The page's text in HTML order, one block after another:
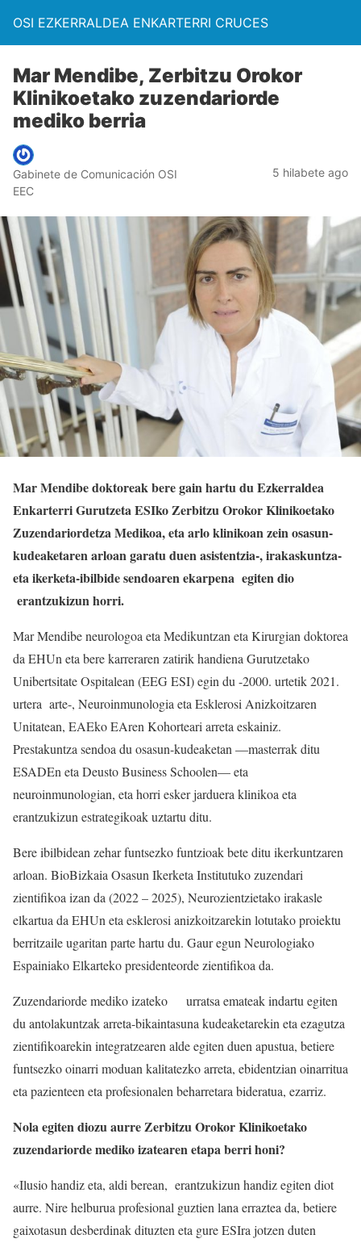
OSI EZKERRALDEA ENKARTERRI CRUCES
Mar Mendibe, Zerbitzu Orokor
Klinikoetako zuzendariorde
mediko berria
Gabinete de Comunicación OSI
EEC
5 hilabete ago
Mar Mendibe doktoreak bere gain hartu du Ezkerraldea
Enkarterri Gurutzeta ESIko Zerbitzu Orokor Klinikoetako
Zuzendariordetza Medikoa, eta arlo klinikoan zein osasun-
kudeaketaren arloan garatu duen asistentzia-, irakaskuntza-
eta ikerketa-ibilbide sendoaren ekarpena egiten dio
erantzukizun horri.
Mar Mendibe neurologoa eta Medikuntzan eta Kirurgian doktorea
da EHUn eta bere karreraren zatirik handiena Gurutzetako
Unibertsitate Ospitalean (EEG ESI) egin du -2000. urtetik 2021.
urtera arte-, Neuroinmunologia eta Esklerosi Anizkoitzaren
Unitatean, EAEko EAren Kohorteari arreta eskainiz.
Prestakuntza sendoa du osasun-kudeaketan —masterrak ditu
ESADEn eta Deusto Business Schoolen— eta
neuroinmunologian, eta horri esker jarduera klinikoa eta
erantzukizun estrategikoak uztartu ditu.
Bere ibilbidean zehar funtsezko funtzioak bete ditu ikerkuntzaren
arloan. BioBizkaia Osasun Ikerketa Institutuko zuzendari
zientifikoa izan da (2022 – 2025), Neurozientzietako irakasle
elkartua da EHUn eta esklerosi anizkoitzarekin lotutako proiektu
berritzaile ugaritan parte hartu du. Gaur egun Neurologiako
Espainiako Elkarteko presidenteorde zientifikoa da.
Zuzendariorde mediko izateko urratsa emateak indartu egiten
du antolakuntzak arreta-bikaintasuna kudeaketarekin eta ezagutza
zientifikoarekin integratzearen alde egiten duen apustua, betiere
funtsezko oinarri moduan kalitatezko arreta, ebidentzian oinarritua
eta pazienteen eta profesionalen beharretara bideratua, ezarriz.
Nola egiten diozu aurre Zerbitzu Orokor Klinikoetako
zuzendariorde mediko izatearen etapa berri honi?
«Ilusio handiz eta, aldi berean, erantzukizun handiz egiten diot
aurre. Nire helburua profesional guztien lana erraztea da, betiere
gaixotasun desberdinak dituzten eta gure ESIra jotzen duten